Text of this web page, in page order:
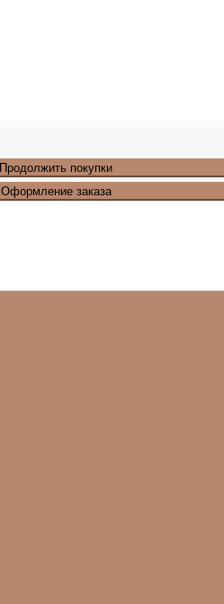
Продолжить покупки
Оформление заказа